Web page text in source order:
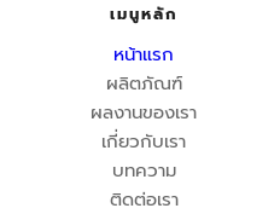
เมนูหลัก
หน้าแรก
ผลิตภัณฑ์
ผลงานของเรา
เกี่ยวกับเรา
บทความ
ติดต่อเรา